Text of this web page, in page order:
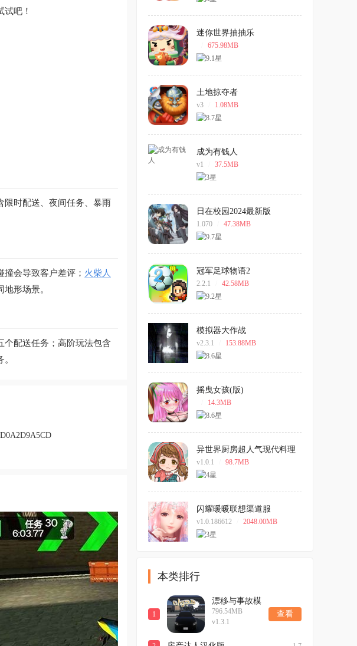
吧！
限时配送、夜间任务、暴雨
会导致客户差评； 火柴人
形场景。
个配送任务；高阶玩法包含
迷你世界抽抽乐
675.98MB
土地掠夺者
v3 1.08MB
成为有钱人
v1 37.5MB
日在校园2024最新版
1.070 47.38MB
冠军足球物语2
2.2.1 42.58MB
模拟器大作战
v2.3.1 153.88MB
摇曳女孩(版)
14.3MB
异世界厨房超人气现代料理
店游戏
v1.0.1 98.7MB
闪耀暖暖联想渠道服
v1.0.186612 2048.00MB
本类排行
1
漂移与事故模
拟器2026手机
版
796.54MB
v1.3.1
查看